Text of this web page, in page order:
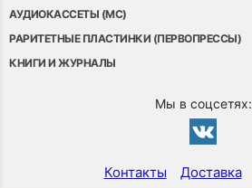
АУДИОКАССЕТЫ (MC)
РАРИТЕТНЫЕ ПЛАСТИНКИ (ПЕРВОПРЕССЫ)
КНИГИ И ЖУРНАЛЫ
Мы в соцсетях:
Контакты Доставка